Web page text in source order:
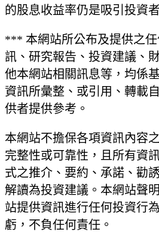
的股息收益率仍是吸引投資
*** 本網站所公布及提供之
訊、研究報告、投資建議、
他本網站相關訊息等，均係
資訊所彙整、或引用、轉載
供者提供參考。
本網站不擔保各項資訊內容
完整性或可靠性，且所有資
式之推介、要約、承諾、勸
解讀為投資建議。本網站聲
站提供資訊進行任何投資行
虧，不負任何責任。